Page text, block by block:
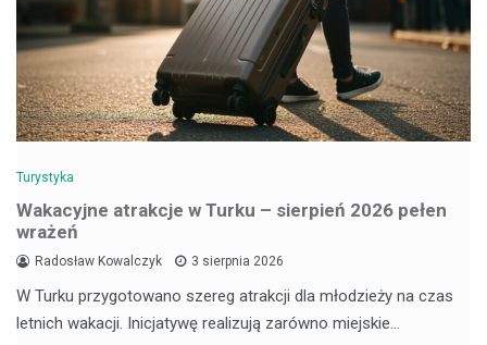
Turystyka
Wakacyjne atrakcje w Turku – sierpień 2026 pełen
wrażeń
Radosław Kowalczyk 3 sierpnia 2026
W Turku przygotowano szereg atrakcji dla młodzieży na czas
letnich wakacji. Inicjatywę realizują zarówno miejskie…